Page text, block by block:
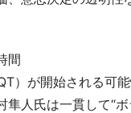
間
）が開始される可
人氏は一貫して“